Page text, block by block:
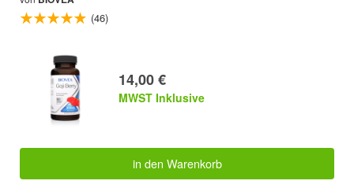
(46)
14,00 €
MWST Inklusive
in den Warenkorb